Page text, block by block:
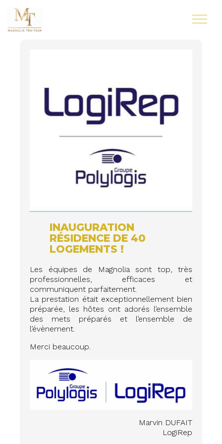
INAUGURATION
RÉSIDENCE DE 40
LOGEMENTS !
Les équipes de Magnolia sont top, très
professionnelles, efficaces et
communiquent parfaitement.
La prestation était exceptionnellement bien
préparée, les hôtes ont adorés l’ensemble
des mets préparés et l’ensemble de
l’évènement.
Merci beaucoup.
Marvin DUFAIT
LogiRep